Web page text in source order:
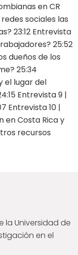
en CR
sociales las
23:12 Entrevista
25:52
dueños de los
25:34
el lugar del
Entrevista 9 |
Entrevista 10 |
en Costa Rica y
recursos
la Universidad de
en el